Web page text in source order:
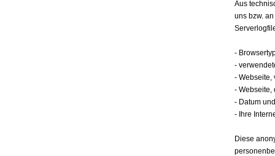
Aus
uns bzw.
-
-
- Webseite,
- Webseite,
- Datum
- Ihre
Diese